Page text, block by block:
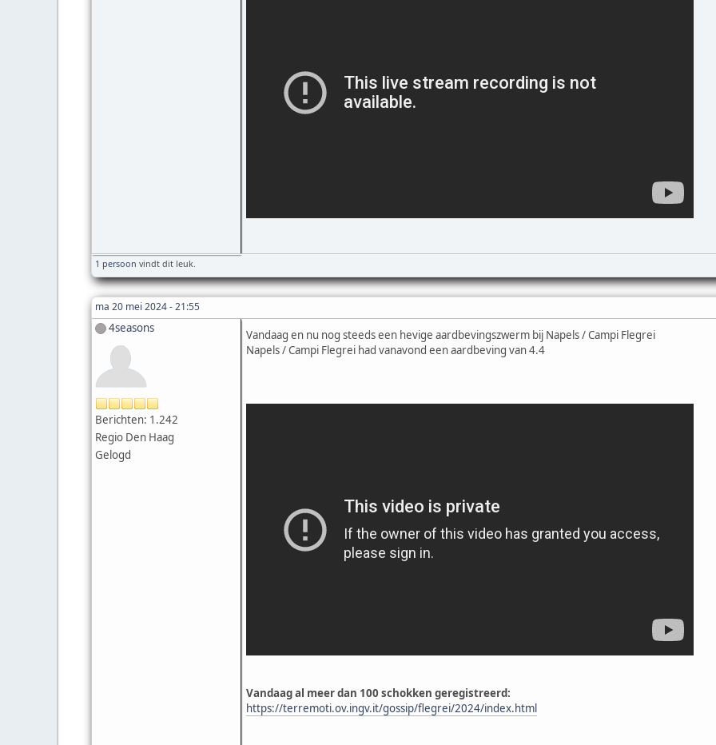
1 persoon vindt dit leuk.
ma 20 mei 2024 - 21:55
4seasons
Berichten: 1.242
Regio Den Haag
Gelogd
Vandaag en nu nog steeds een hevige aardbevingszwerm bij Napels / Campi Flegrei
Napels / Campi Flegrei had vanavond een aardbeving van 4.4
Vandaag al meer dan 100 schokken geregistreerd:
https://terremoti.ov.ingv.it/gossip/flegrei/2024/index.html